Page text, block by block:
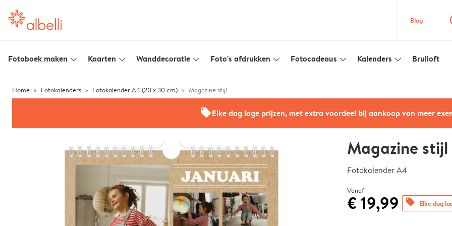
Blog
Fotoboek maken slim_arrow_down Kaarten slim_arrow_down Wanddecoratie slim_arrow_down Foto's afdrukken slim_arrow_down Fotocadeaus slim_arrow_down Kalenders slim_arrow_down Bruiloft
Home Fotokalenders Fotokalender A4 (20 x 30 cm) Magazine stijl
offersElke dag lage prijzen, met extra voordeel bij aankoop van meer
Magazine stijl
Fotokalender A4
Vanaf
€ 19,99 offers Elke dag